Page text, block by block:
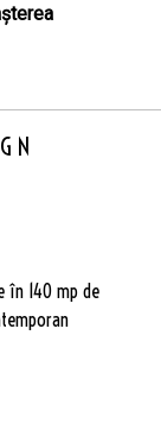
în 140 mp de